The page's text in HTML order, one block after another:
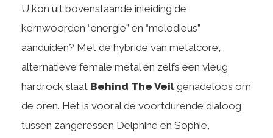
U kon uit bovenstaande inleiding de
kernwoorden “energie” en “melodieus”
aanduiden? Met de hybride van metalcore,
alternatieve female metal en zelfs een vleug
hardrock slaat Behind The Veil genadeloos om
de oren. Het is vooral de voortdurende dialoog
tussen zangeressen Delphine en Sophie,